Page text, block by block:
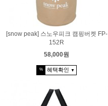
[snow peak] 스노우피크 캠핑버켓 FP-
152R
58,000원
% 혜택확인 ▼